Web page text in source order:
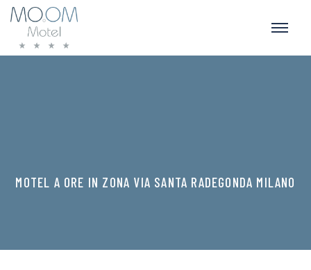
MOTEL A ORE IN ZONA VIA SANTA RADEGONDA MILANO